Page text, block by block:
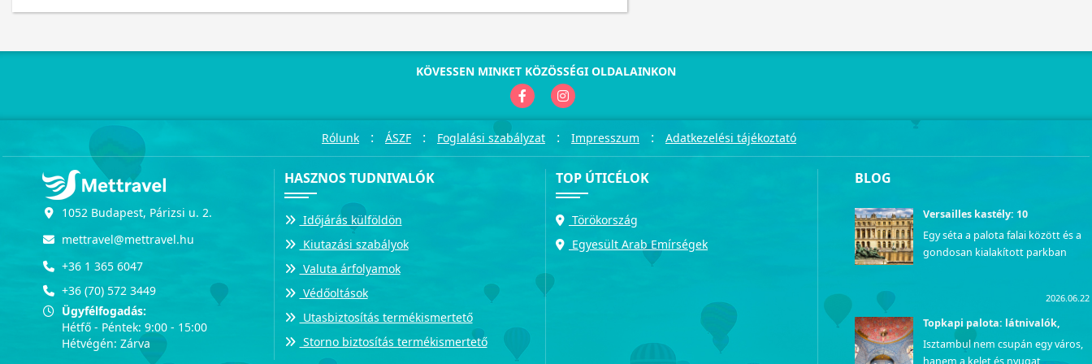
KÖVESSEN MINKET KÖZÖSSÉGI OLDALAINKON
Rólunk : ÁSZF : Foglalási szabályzat : Impresszum : Adatkezelési tájékoztató
1052 Budapest, Párizsi u. 2.
mettravel@mettravel.hu
+36 1 365 6047
+36 (70) 572 3449
Ügyfélfogadás:
Hétfő - Péntek: 9:00 - 15:00
Hétvégén: Zárva
HASZNOS TUDNIVALÓK
Időjárás külföldön
Kiutazási szabályok
Valuta árfolyamok
Védőoltások
Utasbiztosítás termékismertető
Storno biztosítás termékismertető
TOP ÚTICÉLOK
Törökország
Egyesült Arab Emírségek
BLOG
Versailles kastély: 10
Egy séta a palota falai között és a
gondosan kialakított parkban
udvar fényűző mindennapjaiba.
Azok számára, akik szeretnék
személyesen is megtapasztalni ezt
az uralkodói pompát, a lenyűgöző
2026.06.22
Topkapi palota: látnivalók,
Isztambul nem csupán egy város,
hanem a kelet és nyugat